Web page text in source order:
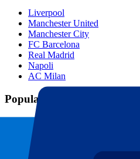
Liverpool
Manchester United
Manchester City
FC Barcelona
Real Madrid
Napoli
AC Milan
Populaire events
GP Spanje
GP Nederland
GP Italië
GP Singapore